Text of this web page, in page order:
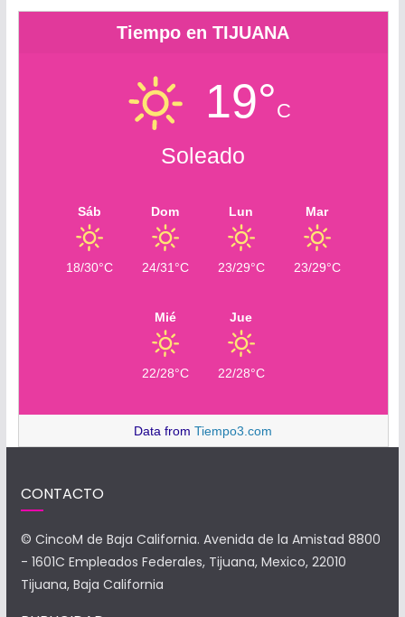
m
Tiempo en TIJUANA
19°C
Soleado
Sáb
18/30°C
Dom
24/31°C
Lun
23/29°C
Mar
23/29°C
Mié
22/28°C
Jue
22/28°C
Data fromTiempo3.com
CONTACTO
© CincoM de Baja California. Avenida de la Amistad 8800
- 1601C Empleados Federales, Tijuana, Mexico, 22010
Tijuana, Baja California